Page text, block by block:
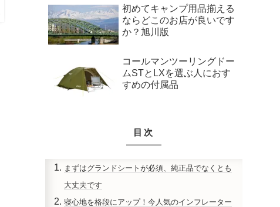
初めてキャンプ用品揃える
ならどこのお店が良いです
か？旭川版
コールマンツーリングドー
ムSTとLXを選ぶ人におす
すめの付属品
目次
まずはグランドシートが必須、純正品でなくとも
大丈夫です
寝心地を格段にアップ！今人気のインフレーター